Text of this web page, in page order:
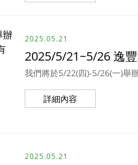
2025.05.21
2025/5/21~5/26 逸
我們將於5/22(四)-5/26(一)舉
詳細內容
2025.05.21